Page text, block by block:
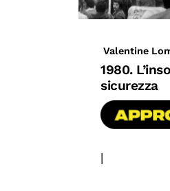
Valentine
1980.
sicurezza
|